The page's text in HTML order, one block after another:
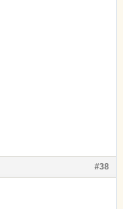
#38